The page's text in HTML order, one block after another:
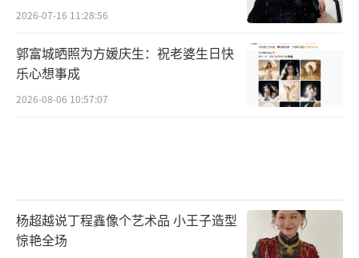
2026-07-16 11:28:56
郭富城晒照为方媛庆生：祝老婆生日快
乐心想事成
2026-08-06 10:57:07
杨超越说丁程鑫像个艺术品 小王子造型
惊艳全场